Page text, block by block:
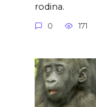
rodina.
0 171